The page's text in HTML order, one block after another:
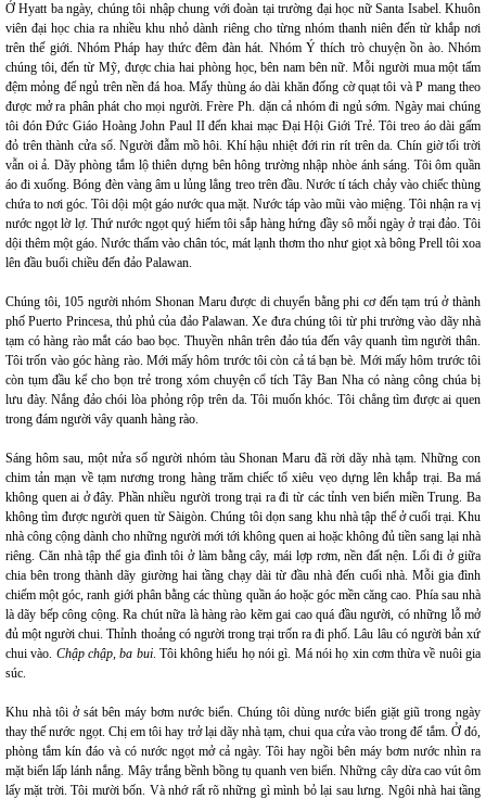
Ở Hyatt ba ngày, chúng tôi nhập chung với đoàn tại trường đại học nữ Santa Isabel. Khuôn
viên đại học chia ra nhiều khu nhỏ dành riêng cho từng nhóm thanh niên đến từ khắp nơi
trên thế giới. Nhóm Pháp hay thức đêm đàn hát. Nhóm Ý thích trò chuyện ồn ào. Nhóm
chúng tôi, đến từ Mỹ, được chia hai phòng học, bên nam bên nữ. Mỗi người mua một tấm
đệm mỏng để ngủ trên nền đá hoa. Mấy thùng áo dài khăn đống cờ quạt tôi và P mang theo
được mở ra phân phát cho mọi người. Frère Ph. dặn cả nhóm đi ngủ sớm. Ngày mai chúng
tôi đón Đức Giáo Hoàng John Paul II đến khai mạc Đại Hội Giới Trẻ. Tôi treo áo dài gấm
đỏ trên thành cửa sổ. Người đẫm mồ hôi. Khí hậu nhiệt đới rin rít trên da. Chín giờ tối trời
vẫn oi ả. Dãy phòng tắm lộ thiên dựng bên hông trường nhập nhòe ánh sáng. Tôi ôm quần
áo đi xuống. Bóng đèn vàng âm u lủng lẳng treo trên đầu. Nước tí tách chảy vào chiếc thùng
chứa to nơi góc. Tôi dội một gáo nước qua mặt. Nước táp vào mũi vào miệng. Tôi nhận ra vị
nước ngọt lờ lợ. Thứ nước ngọt quý hiếm tôi sắp hàng hứng đầy sô mỗi ngày ở trại đảo. Tôi
dội thêm một gáo. Nước thấm vào chân tóc, mát lạnh thơm tho như giọt xà bông Prell tôi xoa
lên đầu buổi chiều đến đảo Palawan.
Chúng tôi, 105 người nhóm Shonan Maru được di chuyển bằng phi cơ đến tạm trú ở thành
phố Puerto Princesa, thủ phủ của đảo Palawan. Xe đưa chúng tôi từ phi trường vào dãy nhà
tạm có hàng rào mắt cáo bao bọc. Thuyền nhân trên đảo túa đến vây quanh tìm người thân.
Tôi trốn vào góc hàng rào. Mới mấy hôm trước tôi còn cả tá bạn bè. Mới mấy hôm trước tôi
còn tụm đầu kể cho bọn trẻ trong xóm chuyện cổ tích Tây Ban Nha có nàng công chúa bị
lưu đày. Nắng đảo chói lòa phỏng rộp trên da. Tôi muốn khóc. Tôi chẳng tìm được ai quen
trong đám người vây quanh hàng rào.
Sáng hôm sau, một nửa số người nhóm tàu Shonan Maru đã rời dãy nhà tạm. Những con
chim tản mạn về tạm nương trong hàng trăm chiếc tổ xiêu vẹo dựng lên khắp trại. Ba má
không quen ai ở đây. Phần nhiều người trong trại ra đi từ các tỉnh ven biển miền Trung. Ba
không tìm được người quen từ Sàigòn. Chúng tôi dọn sang khu nhà tập thể ở cuối trại. Khu
nhà công cộng dành cho những người mới tới không quen ai hoặc không đủ tiền sang lại nhà
riêng. Căn nhà tập thể gia đình tôi ở làm bằng cây, mái lợp rơm, nền đất nện. Lối đi ở giữa
chia bên trong thành dãy giường hai tầng chạy dài từ đầu nhà đến cuối nhà. Mỗi gia đình
chiếm một góc, ranh giới phân bằng các thùng quần áo hoặc góc mền căng cao. Phía sau nhà
là dãy bếp công cộng. Ra chút nữa là hàng rào kẽm gai cao quá đầu người, có những lỗ mở
đủ một người chui. Thỉnh thoảng có người trong trại trốn ra đi phố. Lâu lâu có người bản xứ
chui vào. Chập chập, ba bui. Tôi không hiểu họ nói gì. Má nói họ xin cơm thừa về nuôi gia
súc.
Khu nhà tôi ở sát bên máy bơm nước biển. Chúng tôi dùng nước biển giặt giũ trong ngày
thay thế nước ngọt. Chị em tôi hay trở lại dãy nhà tạm, chui qua cửa vào trong để tắm. Ở đó,
phòng tắm kín đáo và có nước ngọt mở cả ngày. Tôi hay ngồi bên máy bơm nước nhìn ra
mặt biển lấp lánh nắng. Mây trắng bềnh bồng tụ quanh ven biển. Những cây dừa cao vút ôm
lấy mặt trời. Tôi mười bốn. Và nhớ rất rõ những gì mình bỏ lại sau lưng. Ngôi nhà hai tầng